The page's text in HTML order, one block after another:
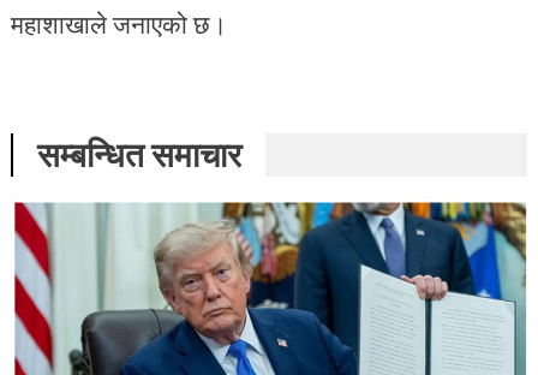
महाशाखाले जनाएको छ।
सम्बन्धित समाचार